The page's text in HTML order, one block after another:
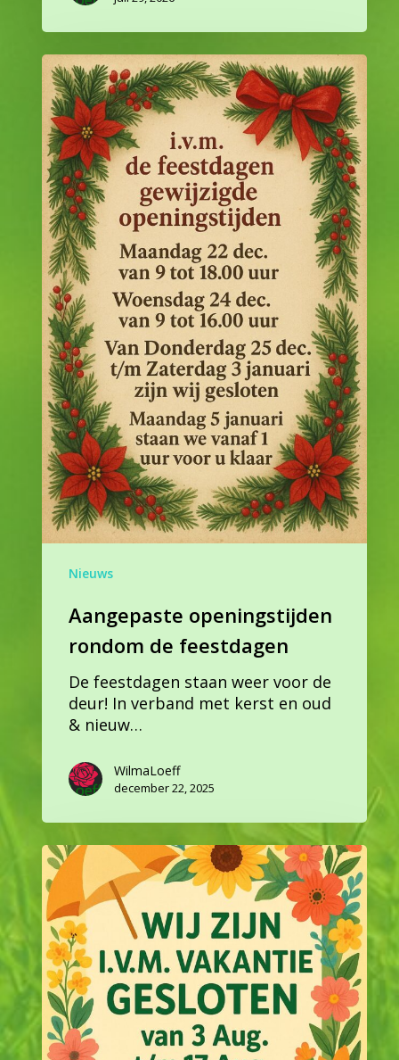
Aangepaste
openingstijden
rondom
de
feestdagen
Nieuws
Aangepaste openingstijden
rondom de feestdagen
De feestdagen staan weer voor de
deur! In verband met kerst en oud
& nieuw…
WilmaLoeff
december 22, 2025
Zomervakantie